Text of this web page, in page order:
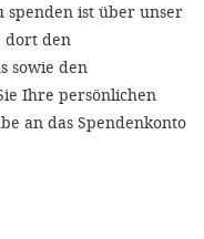
spenden ist über unser
dort den
sowie den
Ihre persönlichen
an das Spendenkonto